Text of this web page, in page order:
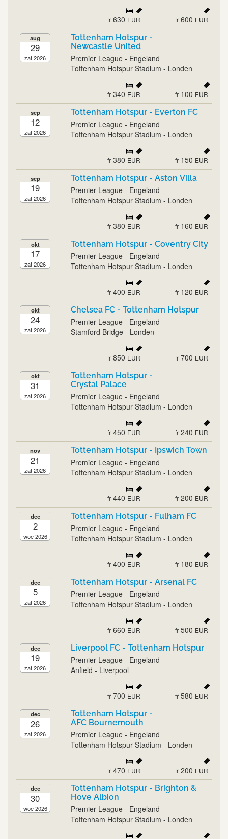
fr 630 EUR fr 600 EUR
aug
29
zat 2026
Tottenham Hotspur -
Newcastle United
Premier League - Engeland
Tottenham Hotspur Stadium - Londen
fr 340 EUR fr 100 EUR
sep
12
zat 2026
Tottenham Hotspur - Everton FC
Premier League - Engeland
Tottenham Hotspur Stadium - Londen
fr 380 EUR fr 150 EUR
sep
19
zat 2026
Tottenham Hotspur - Aston Villa
Premier League - Engeland
Tottenham Hotspur Stadium - Londen
fr 380 EUR fr 160 EUR
okt
17
zat 2026
Tottenham Hotspur - Coventry City
Premier League - Engeland
Tottenham Hotspur Stadium - Londen
fr 400 EUR fr 120 EUR
okt
24
zat 2026
Chelsea FC - Tottenham Hotspur
Premier League - Engeland
Stamford Bridge - Londen
fr 850 EUR fr 700 EUR
okt
31
zat 2026
Tottenham Hotspur -
Crystal Palace
Premier League - Engeland
Tottenham Hotspur Stadium - Londen
fr 450 EUR fr 240 EUR
nov
21
zat 2026
Tottenham Hotspur - Ipswich Town
Premier League - Engeland
Tottenham Hotspur Stadium - Londen
fr 440 EUR fr 200 EUR
dec
2
woe 2026
Tottenham Hotspur - Fulham FC
Premier League - Engeland
Tottenham Hotspur Stadium - Londen
fr 400 EUR fr 180 EUR
dec
5
zat 2026
Tottenham Hotspur - Arsenal FC
Premier League - Engeland
Tottenham Hotspur Stadium - Londen
fr 660 EUR fr 500 EUR
dec
19
zat 2026
Liverpool FC - Tottenham Hotspur
Premier League - Engeland
Anfield - Liverpool
fr 700 EUR fr 580 EUR
dec
26
zat 2026
Tottenham Hotspur -
AFC Bournemouth
Premier League - Engeland
Tottenham Hotspur Stadium - Londen
fr 470 EUR fr 200 EUR
dec
30
woe 2026
Tottenham Hotspur - Brighton &
Hove Albion
Premier League - Engeland
Tottenham Hotspur Stadium - Londen